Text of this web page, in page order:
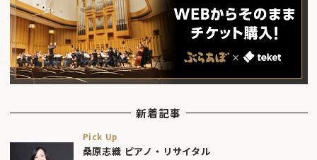
新着記事
Pick Up
桑原志織 ピアノ・リサイタル